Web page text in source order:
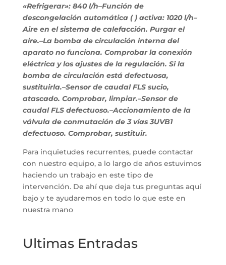
«Refrigerar»: 840 l/h–Función de
descongelación automática ( ) activa: 1020 l/h–
Aire en el sistema de calefacción. Purgar el
aire.–La bomba de circulación interna del
aparato no funciona. Comprobar la conexión
eléctrica y los ajustes de la regulación. Si la
bomba de circulación está defectuosa,
sustituirla.–Sensor de caudal FLS sucio,
atascado. Comprobar, limpiar.–Sensor de
caudal FLS defectuoso.–Accionamiento de la
válvula de conmutación de 3 vías 3UVB1
defectuoso. Comprobar, sustituir.
Para inquietudes recurrentes, puede contactar
con nuestro equipo, a lo largo de años estuvimos
haciendo un trabajo en este tipo de
intervención. De ahí que deja tus preguntas aquí
bajo y te ayudaremos en todo lo que este en
nuestra mano
Ultimas Entradas